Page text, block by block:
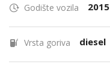
Godište vozila 2015
Vrsta goriva diesel